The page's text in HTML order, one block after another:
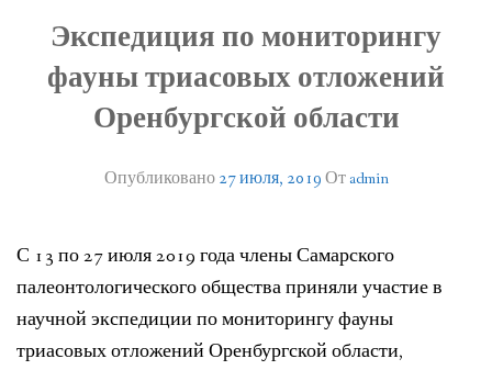
НАШИ МЕРОПРИЯТИЯ
НАШИ ЭКСПЕДИЦИИ
СТРАТИГРАФИЯ РЕГИОНА
ЛИТЕРАТУРА
ПОЛЕЗНЫЕ САЙТЫ
НАШИ НАГРАДЫ
Экспедиция по мониторингу
фауны триасовых отложений
Оренбургской области
Опубликовано27 июля, 2019От admin
С 13 по 27 июля 2019 года члены Самарского
палеонтологического общества приняли участие в
научной экспедиции по мониторингу фауны
триасовых отложений Оренбургской области,